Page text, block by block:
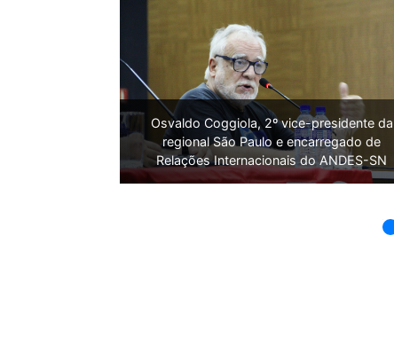
Osvaldo Coggiola, 2º vice-presidente da
regional São Paulo e encarregado de
Relações Internacionais do ANDES-SN